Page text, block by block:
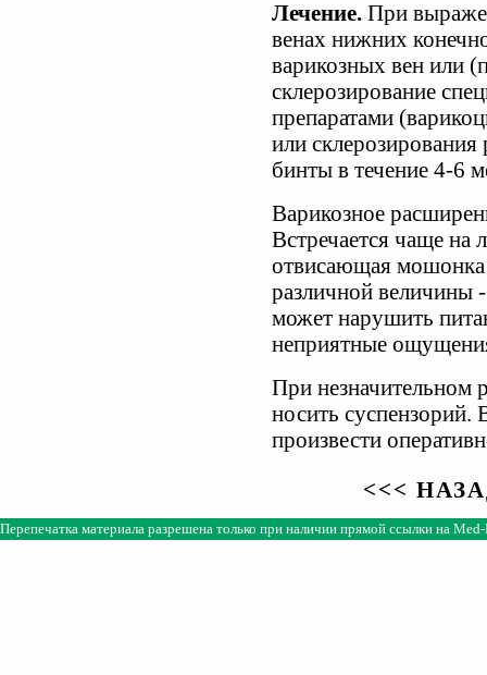
Лечение. При
венах нижних
варикозных вен или
склерозирование
препаратами
или склерозирования
бинты в течение 4-6
Варикозное
Встречается чаще на
отвисающая
различной величины
может нарушить
неприятные
При незначительном
носить суспензорий.
произвести
<<<
Перепечатка материала разрешена только при наличии прямой ссылки на